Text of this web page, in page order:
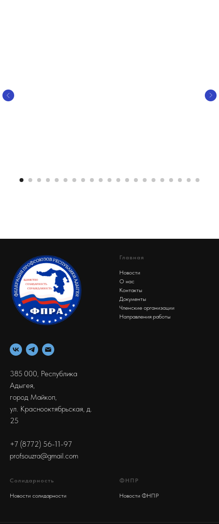
385 000, Республика
Адыгея,
город Майкоп,
ул. Краснооктябрьская, д.
25
+7 (8772) 56-11-97
profsouzra@gmail.com
Главная
Новости
О нас
Контакты
Документы
Членские организации
Направления работы
Солидарность
Новости солидарности
ФНПР
Новости ФНПР